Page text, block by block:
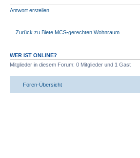
Antwort erstellen
Zurück zu Biete MCS-gerechten Wohnraum
WER IST ONLINE?
Mitglieder in diesem Forum: 0 Mitglieder und 1 Gast
Foren-Übersicht